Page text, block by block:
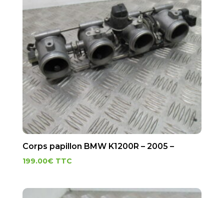
Corps papillon BMW K1200R – 2005 –
199.00€ TTC